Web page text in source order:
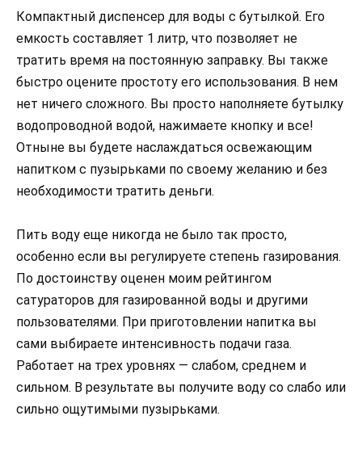
Компактный диспенсер для воды с бутылкой. Его
емкость составляет 1 литр, что позволяет не
тратить время на постоянную заправку. Вы также
быстро оцените простоту его использования. В нем
нет ничего сложного. Вы просто наполняете бутылку
водопроводной водой, нажимаете кнопку и все!
Отныне вы будете наслаждаться освежающим
напитком с пузырьками по своему желанию и без
необходимости тратить деньги.
Пить воду еще никогда не было так просто,
особенно если вы регулируете степень газирования.
По достоинству оценен моим рейтингом
сатураторов для газированной воды и другими
пользователями. При приготовлении напитка вы
сами выбираете интенсивность подачи газа.
Работает на трех уровнях — слабом, среднем и
сильном. В результате вы получите воду со слабо или
сильно ощутимыми пузырьками.